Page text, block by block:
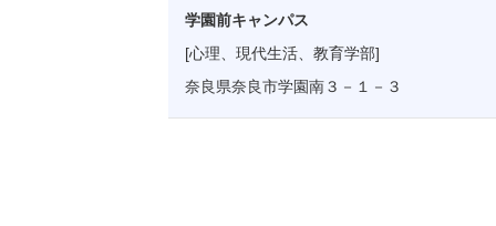
学園前キャンパス
[心理、現代生活、教育学部]
奈良県奈良市学園南３－１－３